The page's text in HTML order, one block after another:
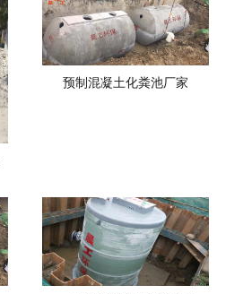
预制混凝土化粪池厂家